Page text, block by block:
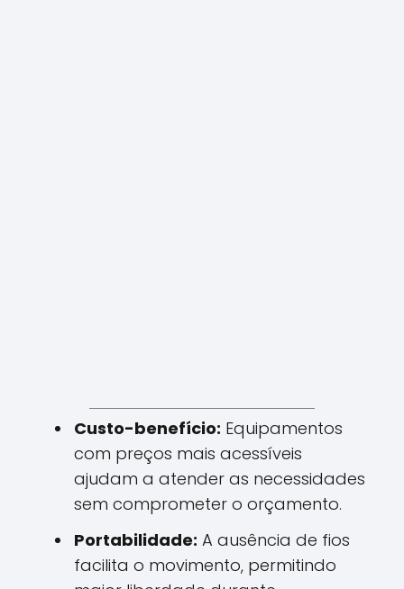
Custo-benefício: Equipamentos
com preços mais acessíveis
ajudam a atender as necessidades
sem comprometer o orçamento.
Portabilidade: A ausência de fios
facilita o movimento, permitindo